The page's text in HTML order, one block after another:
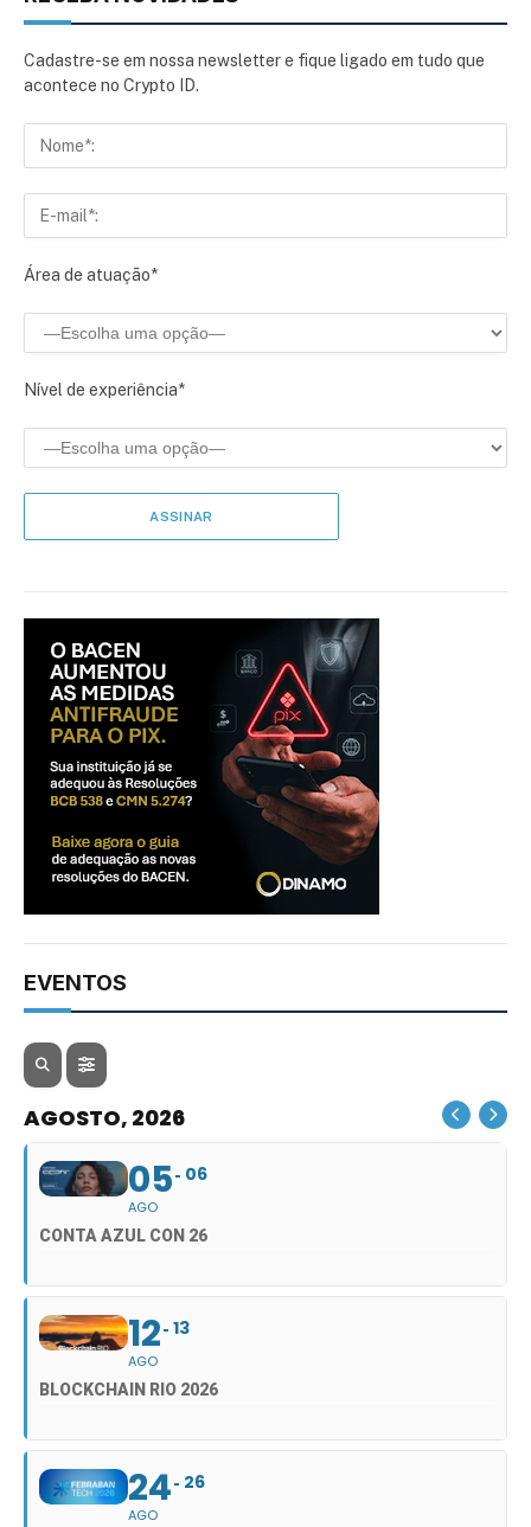
Cadastre-se em nossa newsletter e fique ligado em tudo que
acontece no Crypto ID.
Área de atuação*
Nível de experiência*
EVENTOS
AGOSTO, 2026
05
AGO
06
CONTA AZUL CON 26
12
AGO
13
BLOCKCHAIN RIO 2026
24
AGO
26